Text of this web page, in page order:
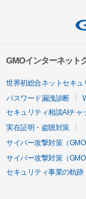
GMOインターネット
世界初総合ネットセキュ
パスワード漏洩診断
セキュリティ相談AIチャ
実在証明・盗聴対策
サイバー攻撃対策（
サイバー攻撃対策（GMO
セキュリティ事業の軌跡